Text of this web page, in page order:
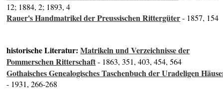
12; 1884, 2; 1893, 4
Rauer's Handmatrikel der Preussischen Rittergüter- 1857, 154
historische Literatur:Matrikeln und Verzeichnisse der
Pommerschen Ritterschaft- 1863, 351, 403, 454, 564
Gothaisches Genealogisches Taschenbuch der Uradeligen
- 1931, 266-268